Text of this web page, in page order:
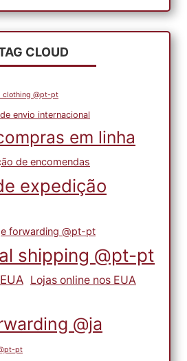
CLOUD
clothing @pt-pt
envio internacional
em linha
de encomendas
expedição
forwarding @pt-pt
shipping @pt-pt
Lojas online nos EUA
@ja
pt